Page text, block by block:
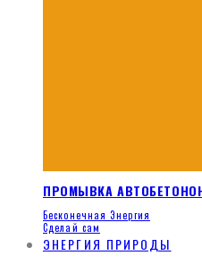
ПРОМЫВКА
Бесконечная Энергия
Сделай сам
ЭНЕРГИЯ ПРИРОДЫ